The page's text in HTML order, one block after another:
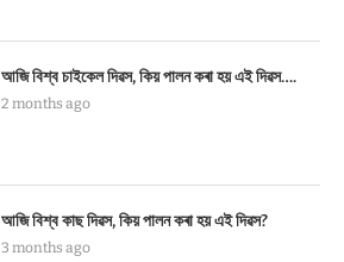
আজি বিশ্ব চাইকেল দিৱস, কিয় পালন কৰা হয় এই দিৱস….
2 months ago
আজি বিশ্ব কাছ দিৱস, কিয় পালন কৰা হয় এই দিৱস?
3 months ago